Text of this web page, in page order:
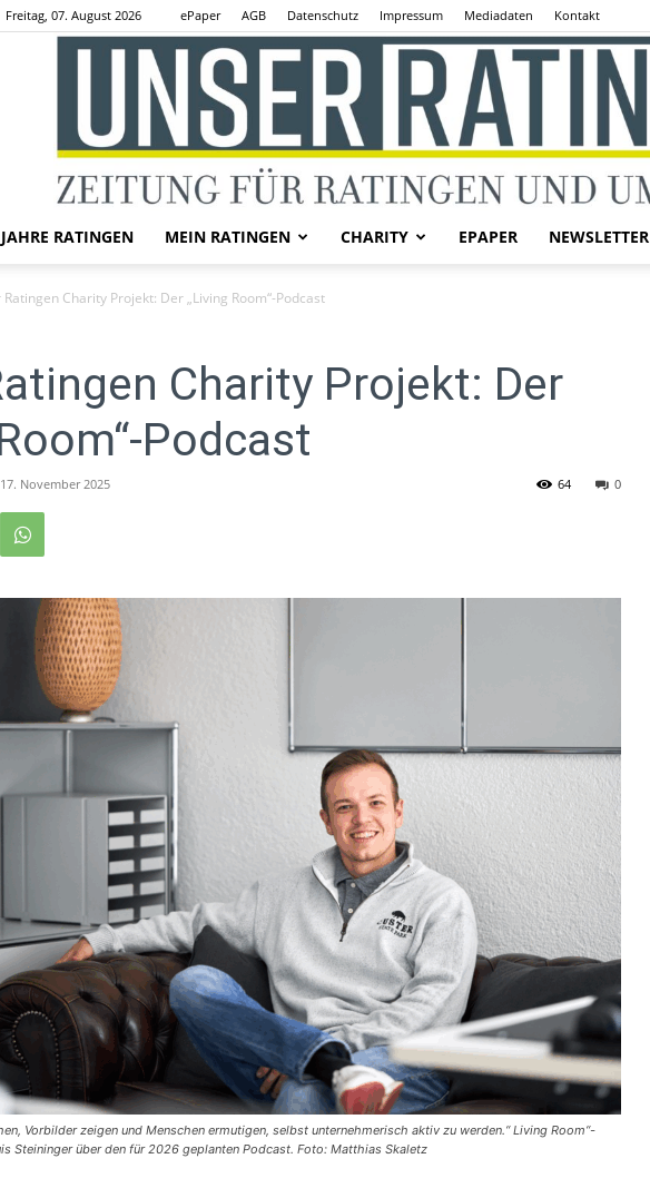
Freitag, 07. August 2026 ePaper AGB Datenschutz Impressum Mediadaten Kontakt
RATINGEN MEIN RATINGEN CHARITY EPAPER NEWSLETTER
Ratingen Charity Projekt: Der „Living Room“-Podcast
Charity Projekt: Der
Podcast
17. November 2025 0
64
Vorbilder zeigen und Menschen ermutigen, selbst unternehmerisch aktiv zu werden.“ Living Room“-
Steininger über den für 2026 geplanten Podcast. Foto: Matthias Skaletz